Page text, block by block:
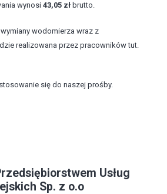
wynosi43,05 zł brutto.
wodomierza wraz z
realizowana przez pracowników tut.
się do naszej prośby.
Usług
Sp. z o.o